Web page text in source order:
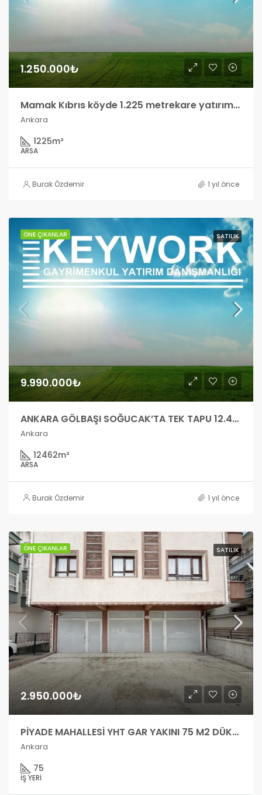
1.250.000₺
Mamak Kıbrıs köyde 1.225 metrekare yatırımlık arsa
Ankara
1225m²
ARSA
Burak Özdemir 1 yıl önce
ÖNE ÇIKANLAR SATILIK
9.990.000₺
ANKARA GÖLBAŞI SOĞUCAK’TA TEK TAPU 12.462 M2 TARLA
Ankara
12462m²
ARSA
Burak Özdemir 1 yıl önce
ÖNE ÇIKANLAR SATILIK
2.950.000₺
PİYADE MAHALLESİ YHT GAR YAKINI 75 M2 DÜKKAN
Ankara
75
İŞ YERI